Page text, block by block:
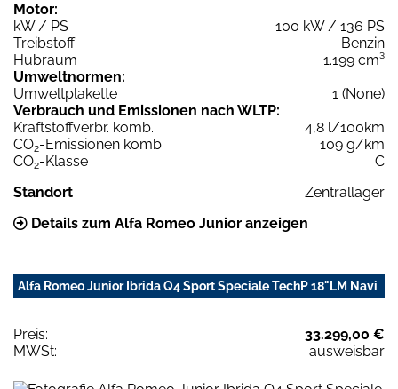
Motor:
kW / PS
100 kW / 136 PS
Treibstoff
Benzin
Hubraum
1.199 cm³
Umweltnormen:
Umweltplakette
1 (None)
Verbrauch und Emissionen nach WLTP:
Kraftstoffverbr. komb.
4,8 l/100km
CO2-Emissionen komb.
109 g/km
CO2-Klasse
C
Standort
Zentrallager
Details zum Alfa Romeo Junior anzeigen
Alfa Romeo Junior Ibrida Q4 Sport Speciale TechP 18"LM Navi
Preis:
33.299,00 €
MWSt:
ausweisbar